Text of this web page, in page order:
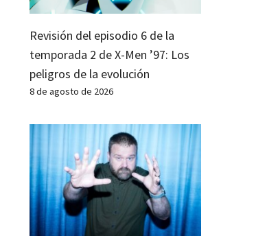
Revisión del episodio 6 de la
temporada 2 de X-Men ’97: Los
peligros de la evolución
8 de agosto de 2026